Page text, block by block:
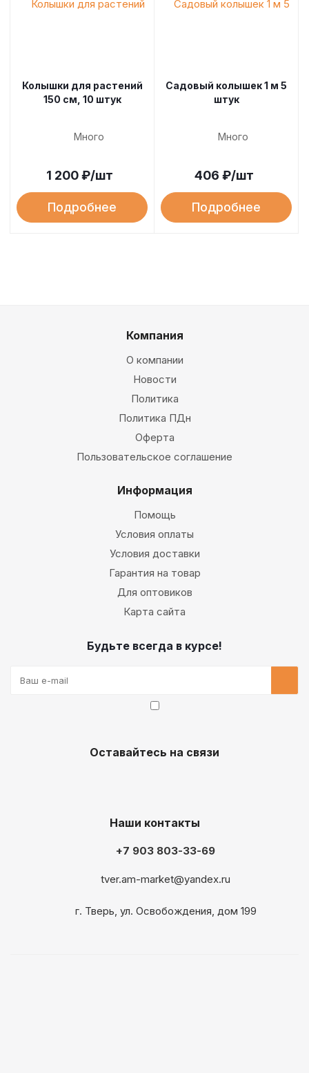
Колышки для растений
150 см, 10 штук
Много
1 200₽/шт
Подробнее
Садовый колышек 1 м 5
штук
Много
406 ₽/шт
Подробнее
Компания
О компании
Новости
Политика
Политика ПДн
Оферта
Пользовательское соглашение
Информация
Помощь
Условия оплаты
Условия доставки
Гарантия на товар
Для оптовиков
Карта сайта
Будьте всегда в курсе!
Оставайтесь на связи
Наши контакты
+7 903 803-33-69
tver.am-market@yandex.ru
г. Тверь, ул. Освобождения, дом 199